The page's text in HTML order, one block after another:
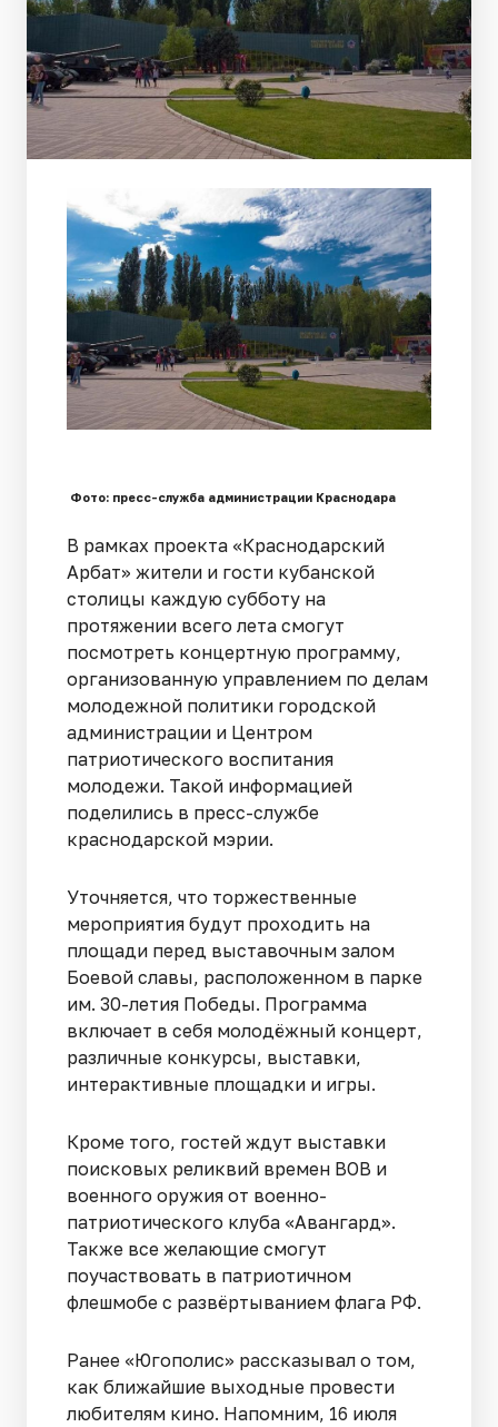
Фото: пресс-служба администрации Краснодара
В рамках проекта «Краснодарский
Арбат» жители и гости кубанской
столицы каждую субботу на
протяжении всего лета смогут
посмотреть концертную программу,
организованную управлением по делам
молодежной политики городской
администрации и Центром
патриотического воспитания
молодежи. Такой информацией
поделились в пресс-службе
краснодарской мэрии.
Уточняется, что торжественные
мероприятия будут проходить на
площади перед выставочным залом
Боевой славы, расположенном в парке
им. 30-летия Победы. Программа
включает в себя молодёжный концерт,
различные конкурсы, выставки,
интерактивные площадки и игры.
Кроме того, гостей ждут выставки
поисковых реликвий времен ВОВ и
военного оружия от военно-
патриотического клуба «Авангард».
Также все желающие смогут
поучаствовать в патриотичном
флешмобе с развёртыванием флага РФ.
Ранее «Югополис» рассказывал о том,
как ближайшие выходные провести
любителям кино. Напомним, 16 июля